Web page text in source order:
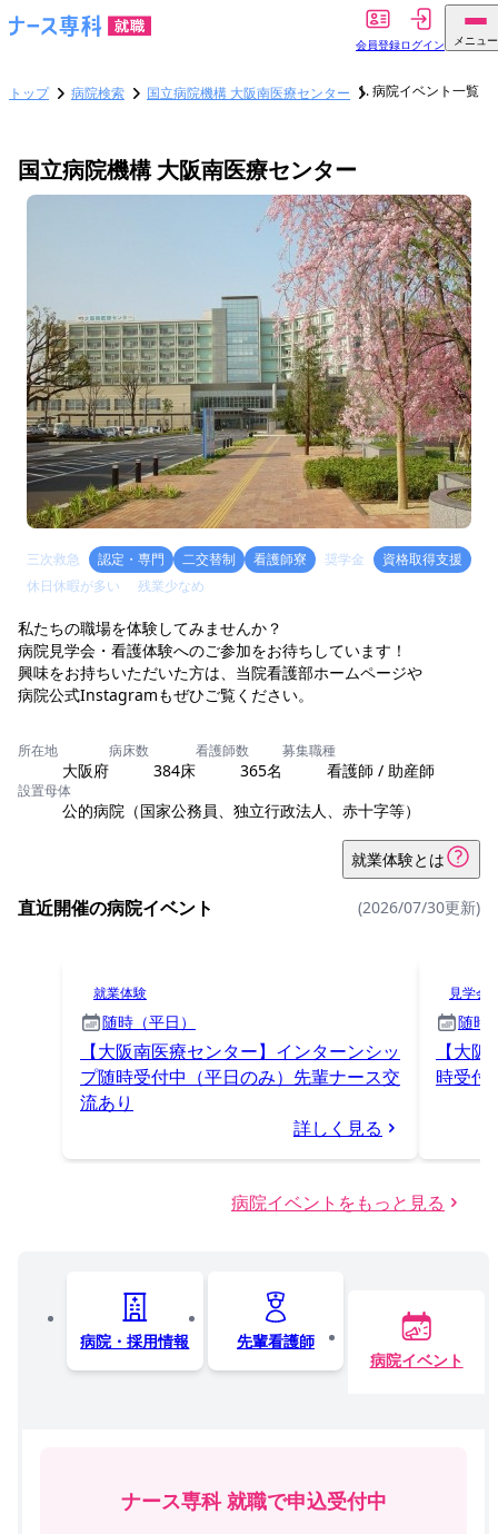
会員登録ログイン メニュー
トップ 病院検索 国立病院機構 大阪南医療センター 病院イベント一覧
国立病院機構 大阪南医療センター
三次救急 認定・専門 二交替制 看護師寮 奨学金
資格取得支援
休日休暇が多い
残業少なめ
私たちの職場を体験してみませんか？
病院見学会・看護体験へのご参加をお待ちしています！
興味をお持ちいただいた方は、当院看護部ホームページや
病院公式Instagramもぜひご覧ください。
所在地
大阪府
病床数
384床
看護師数
365名
募集職種
看護師 / 助産師
設置母体
公的病院（国家公務員、独立行政法人、赤十字等）
就業体験とは
直近開催の病院イベント (2026/07/30更新)
就業体験
随時（平日）
【大阪南医療センター】インターンシッ
プ随時受付中（平日のみ）先輩ナース交
流あり
詳しく見る
見学会
随時
【大
時受付
病院イベントをもっと見る
病院・採用情報
先輩看護師
病院イベント
ナース専科 就職で申込受付中